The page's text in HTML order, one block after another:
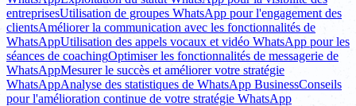
entreprisesUtilisation de groupes WhatsApp pour l'engagement des
clientsAméliorer la communication avec les fonctionnalités de
WhatsAppUtilisation des appels vocaux et vidéo WhatsApp pour les
séances de coachingOptimiser les fonctionnalités de messagerie de
WhatsAppMesurer le succès et améliorer votre stratégie
WhatsAppAnalyse des statistiques de WhatsApp BusinessConseils
pour l'amélioration continue de votre stratégie WhatsApp